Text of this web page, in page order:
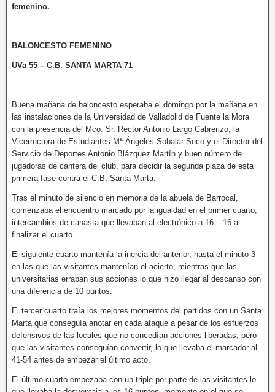
femenino.
BALONCESTO FEMENINO
UVa 55 – C.B. SANTA MARTA 71
Buena mañana de baloncesto esperaba el domingo por la mañana en
las instalaciones de la Universidad de Valladolid de Fuente la Mora
con la presencia del Mco. Sr. Rector Antonio Largo Cabrerizo, la
Vicerrectora de Estudiantes Mª Ángeles Sobalar Seco y el Director del
Servicio de Deportes Antonio Blázquez Martín y buen número de
jugadoras de cantera del club, para decidir la segunda plaza de esta
primera fase contra el C.B. Santa Marta.
Tras el minuto de silencio en memoria de la abuela de Barrocal,
comenzaba el encuentro marcado por la igualdad en el primer cuarto,
intercambios de canasta que llevaban al electrónico a 16 – 16 al
finalizar el cuarto.
El siguiente cuarto mantenía la inercia del anterior, hasta el minuto 3
en las que las visitantes mantenían el acierto, mientras que las
universitarias erraban sus acciones lo que hizo llegar al descanso con
una diferencia de 10 puntos.
El tercer cuarto traía los mejores momentos del partidos con un Santa
Marta que conseguía anotar en cada ataque a pesar de los esfuerzos
defensivos de las locales que no concedían acciones liberadas, pero
que las visitantes conseguían convertir, lo que llevaba el marcador al
41-54 antes de empezar el último acto.
El último cuarto empezaba con un triple por parte de las visitantes lo